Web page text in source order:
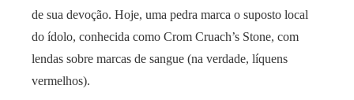
de sua devoção. Hoje, uma pedra marca o suposto local
do ídolo, conhecida como Crom Cruach’s Stone, com
lendas sobre marcas de sangue (na verdade, líquens
vermelhos).